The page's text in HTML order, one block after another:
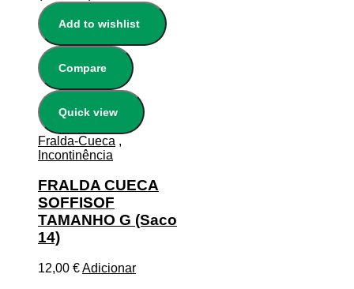
Add to wishlist
Compare
Quick view
Fralda-Cueca ,
Incontinência
FRALDA CUECA
SOFFISOF
TAMANHO G (Saco
14)
12,00 €Adicionar